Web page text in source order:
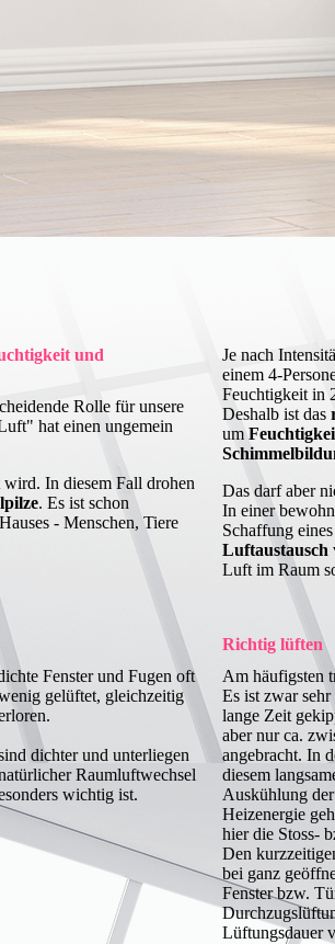
und
Rolle für unsere
hat einen ungemein
In diesem Fall drohen
. Es ist schon
- Menschen, Tiere
Je nach
einem 4-
Feuchtigkeit in
Deshalb ist das
um
Das darf aber
In einer
Schaffung
Luftaustausch
Luft im Raum
Fenster und Fugen oft
gelüftet, gleichzeitig
dichter und unterliegen
Raumluftwechsel
wichtig ist.
Richtig lüften
Am häufigsten
Es ist zwar
lange Zeit
aber nur ca.
angebracht. In
diesem
Auskühlung
Heizenergie
hier die Stoss-
Den
bei ganz
Fenster bzw.
Lüftungsdauer